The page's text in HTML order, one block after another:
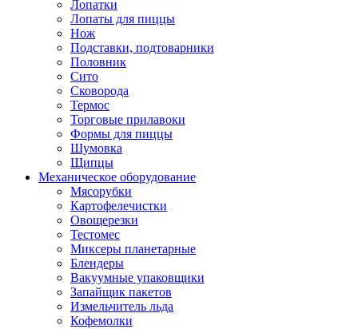
Лопатки
Лопаты для пиццы
Нож
Подставки, подтоварники
Половник
Сито
Сковорода
Термос
Торговые прилавоки
Формы для пиццы
Шумовка
Щипцы
Механическое оборудование
Мясорубки
Картофелечистки
Овощерезки
Тестомес
Миксеры планетарные
Блендеры
Вакуумные упаковщики
Запайщик пакетов
Измельчитель льда
Кофемолки